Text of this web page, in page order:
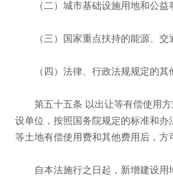
（二）城市基础设施用地和公益
（三）国家重点扶持的能源、交
（四）法律、行政法规规定的其
第五十五条 以出让等有偿使用方
设单位，按照国务院规定的标准和
等土地有偿使用费和其他费用后，方
自本法施行之日起，新增建设用